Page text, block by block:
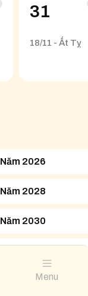
31
18/11 - Ất Tỵ
Năm 2026
Năm 2028
Năm 2030
Năm 2034Menu